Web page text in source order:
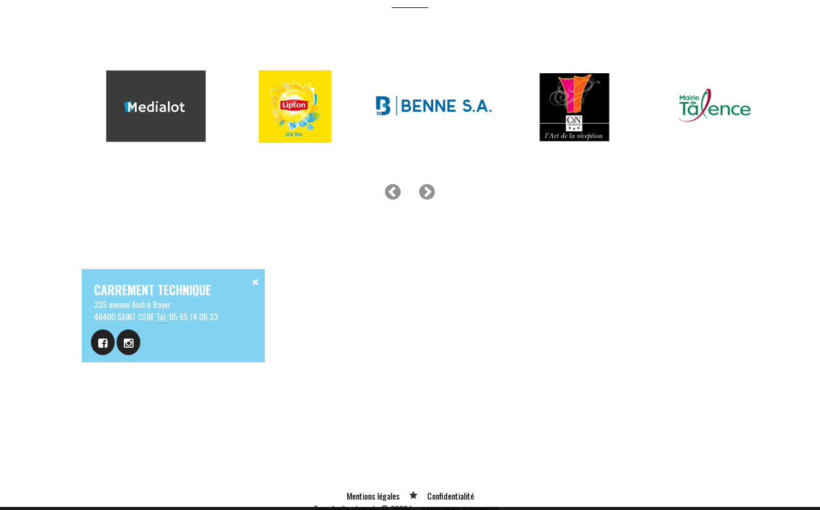
CARREMENT TECHNIQUE
335 avenue André Boyer
46400 SAINT CERETél:05 65 14 06 33
Mentions légales
Confidentialité